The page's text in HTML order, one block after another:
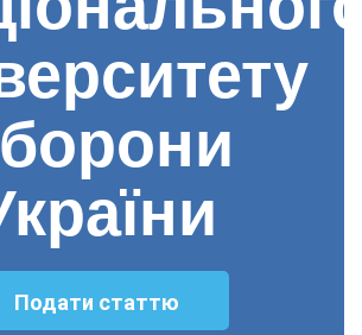
Подати статтю